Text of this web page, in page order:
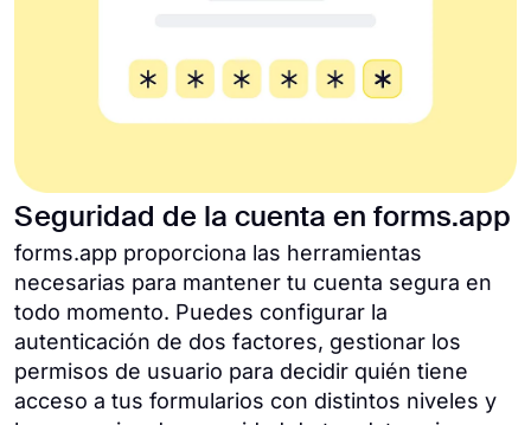
Seguridad de la cuenta en forms.app
forms.app proporciona las herramientas
necesarias para mantener tu cuenta segura en
todo momento. Puedes configurar la
autenticación de dos factores, gestionar los
permisos de usuario para decidir quién tiene
acceso a tus formularios con distintos niveles y